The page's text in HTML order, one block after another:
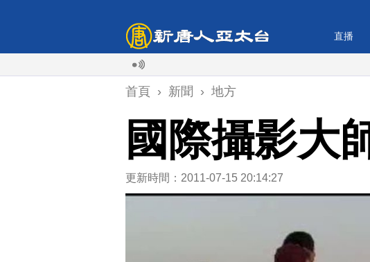
直播
首頁 › 新聞 › 地方
國際攝影大
更新時間：2011-07-15 20:14:27